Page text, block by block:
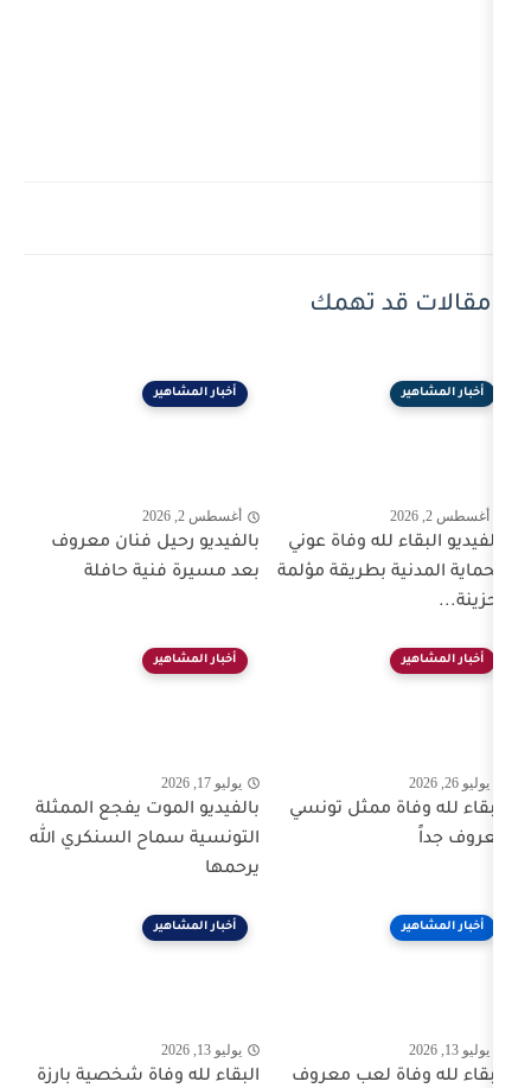
تهمك
وفاة عوني
مؤلمة
أخبار المشاهير
أغسطس 2, 2026
بالفيديو رحيل فنان معروف
بعد مسيرة فنية حافلة
تونسي
أخبار المشاهير
بالفيديو الموت يفجع الممثلة
التونسية سماح السنكري الله
معروف
أخبار المشاهير
البقاء لله وفاة شخصية بارزة